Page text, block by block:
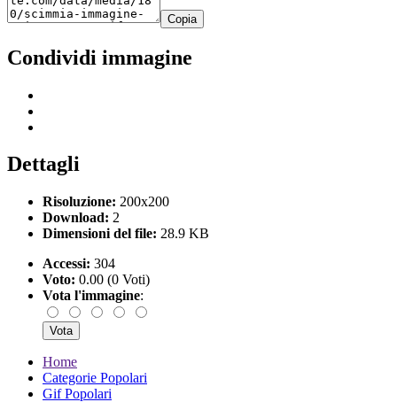
Copia
Condividi immagine
Dettagli
Risoluzione: 200x200
Download: 2
Dimensioni del file: 28.9 KB
Accessi: 304
Voto: 0.00 (0 Voti)
Vota l'immagine:
Home
Categorie Popolari
Gif Popolari